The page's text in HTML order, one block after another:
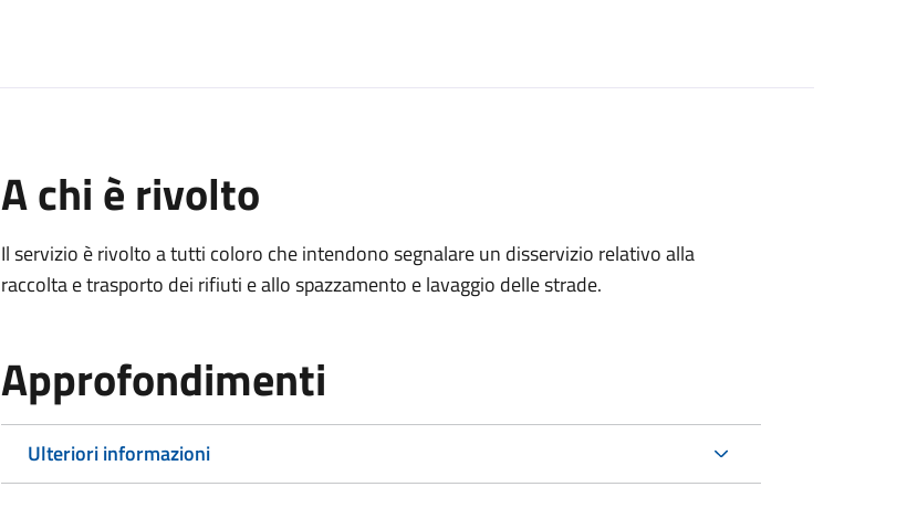
A chi è rivolto
Il servizio è rivolto a tutti coloro che intendono segnalare un disservizio relativo alla
raccolta e trasporto dei rifiuti e allo spazzamento e lavaggio delle strade.
Approfondimenti
Ulteriori informazioni